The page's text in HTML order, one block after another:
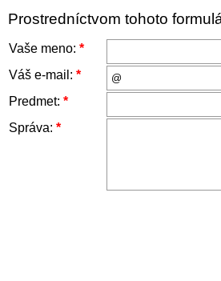
Prostredníctvom tohoto
Vaše meno: *
Váš e-mail: *
Predmet: *
Správa: *